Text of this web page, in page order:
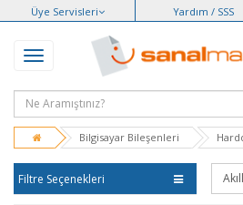
Üye Servisleri Yardım / SSS
Bilgisayar Bileşenleri
Filtre Seçenekleri